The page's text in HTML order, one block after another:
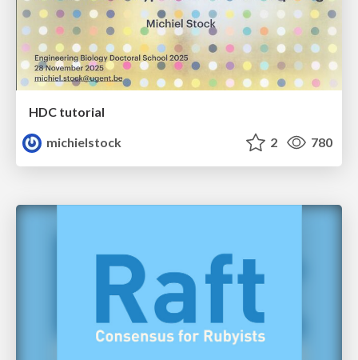
HDC tutorial
michielstock
2 780